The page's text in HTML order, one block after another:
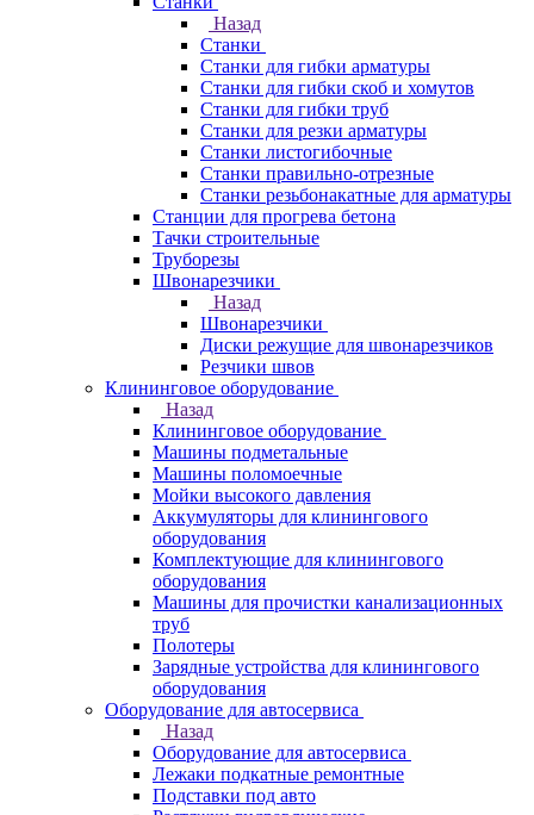
Назад
Станки
Станки для гибки арматуры
Станки для гибки скоб и хомутов
Станки для гибки труб
Станки для резки арматуры
Станки листогибочные
Станки правильно-отрезные
Станки резьбонакатные для арматуры
Станции для прогрева бетона
Тачки строительные
Труборезы
Швонарезчики
Назад
Швонарезчики
Диски режущие для швонарезчиков
Резчики швов
Клининговое оборудование
Назад
Клининговое оборудование
Машины подметальные
Машины поломоечные
Мойки высокого давления
Аккумуляторы для клинингового
оборудования
Комплектующие для клинингового
оборудования
Машины для прочистки канализационных
труб
Полотеры
Зарядные устройства для клинингового
оборудования
Оборудование для автосервиса
Назад
Оборудование для автосервиса
Лежаки подкатные ремонтные
Подставки под авто